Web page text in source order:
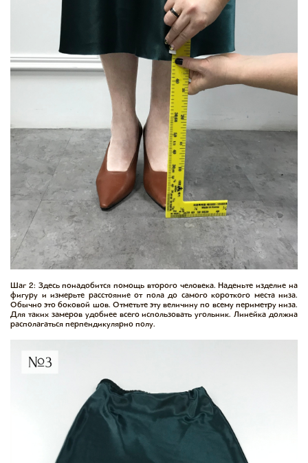
Шаг 2: Здесь понадобится помощь второго человека. Наденьте изделие на
фигуру и измерьте расстояние от пола до самого короткого места низа.
Обычно это боковой шов. Отметьте эту величину по всему периметру низа.
Для таких замеров удобнее всего использовать угольник. Линейка должна
располагаться перпендикулярно полу.